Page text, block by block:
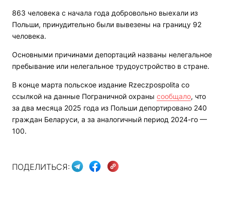
863 человека с начала года добровольно выехали из
Польши, принудительно были вывезены на границу 92
человека.
Основными причинами депортаций названы нелегальное
пребывание или нелегальное трудоустройство в стране.
В конце марта польское издание Rzeczpospolita со
ссылкой на данные Пограничной охраны сообщало, что
за два месяца 2025 года из Польши депортировано 240
граждан Беларуси, а за аналогичный период 2024-го —
100.
ПОДЕЛИТЬСЯ: